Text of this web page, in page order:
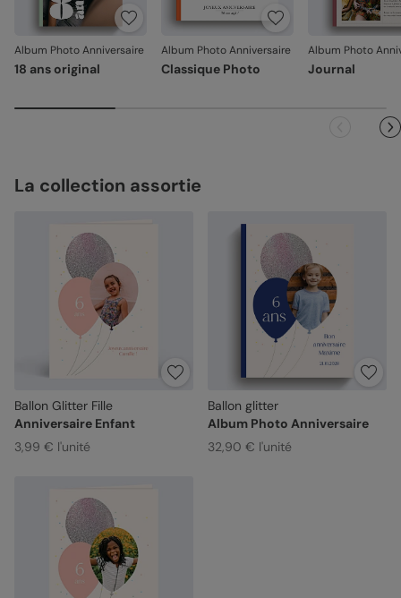
jours. Nous nous occupons de tout et relançons une
impression si nécessaire.
En revanche, si le point concerne la personnalisation que
vous avez validée (texte, photo, mise en page), le produit
Album Photo Anniversaire
18 ans original
Album Photo Anniversaire
Classique Photo
Album Photo
Journal
La collection assortie
Ballon Glitter Fille
Anniversaire Enfant
3,99 € l'unité
Ballon glitter
Album Photo Anniversaire
32,90 € l'unité